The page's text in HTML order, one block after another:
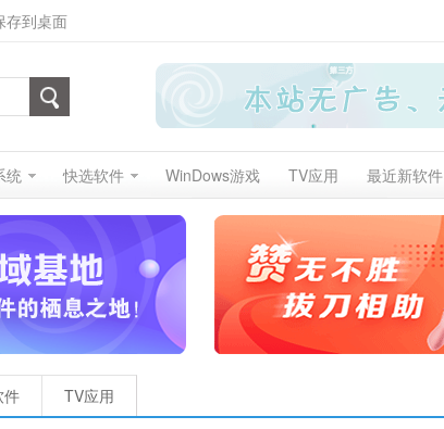
存到桌面
统 快选软件 WinDows游戏 TV应用 最近新软件
件 TV应用